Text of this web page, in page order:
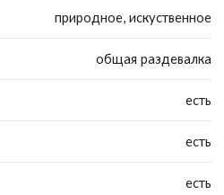
природное, искуственное
общая раздевалка
есть
есть
есть